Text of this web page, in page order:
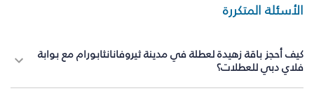
الأسئلة المتكررة
كيف أحجز باقة زهيدة لعطلة في مدينة ثيروفانانثابورام مع بوابة
فلاي دبي للعطلات؟